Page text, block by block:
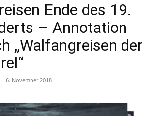
Ende des 19.
– Annotation
„Walfangreisen der
- 6. November 2018